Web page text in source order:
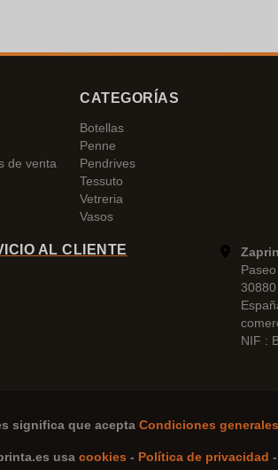
de venta
CATEGORÍAS
Botellas
Penne
Pendrives
Tessuto
Vetreria
Vasos
AL CLIENTE
NIF :
significa que acepta Condiciones
usa cookies - Política de privacidad -